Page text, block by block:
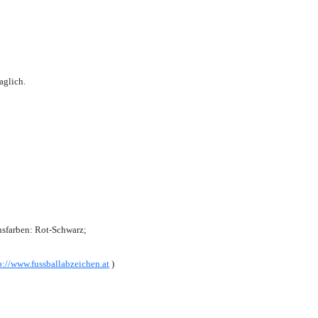
Rot-Schwarz;
www.fussballabzeichen.at )